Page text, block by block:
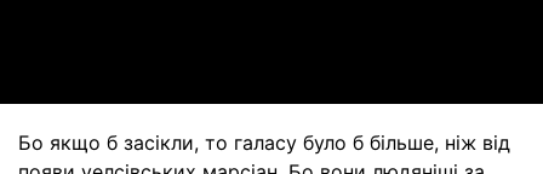
Бо якщо б засікли, то галасу було б більше, ніж від